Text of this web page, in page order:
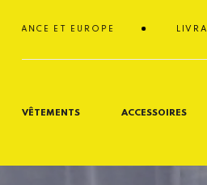
LIVRAISON
EUROPE
VÊTEMENTS ACCESSOIRES